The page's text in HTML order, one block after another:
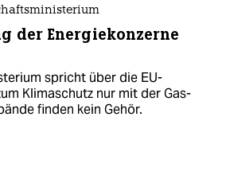
der Energiekonzerne
spricht über die EU-
Klimaschutz nur mit der Gas-
finden kein Gehör.